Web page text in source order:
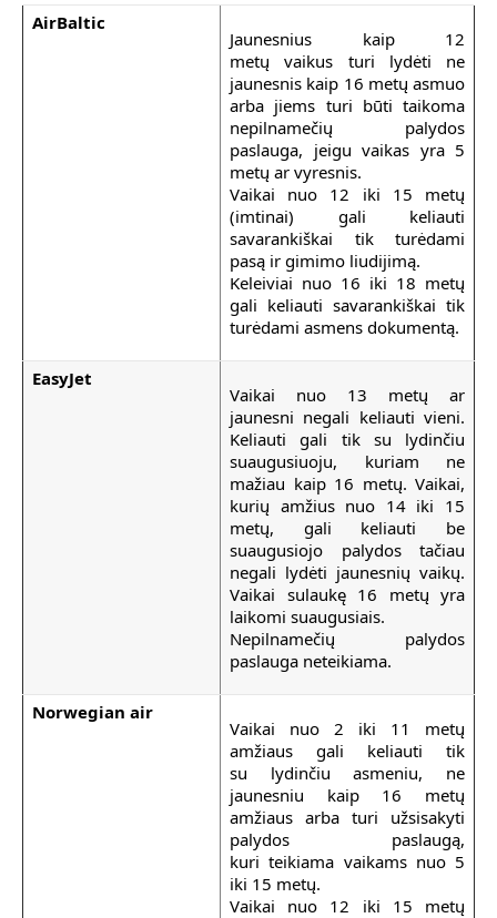
AirBaltic
Jaunesnius kaip 12
metų vaikus turi lydėti ne
jaunesnis kaip 16 metų asmuo
arba jiems turi būti taikoma
nepilnamečių palydos
paslauga, jeigu vaikas yra 5
metų ar vyresnis.
Vaikai nuo 12 iki 15 metų
(imtinai) gali keliauti
savarankiškai tik turėdami
pasą ir gimimo liudijimą.
Keleiviai nuo 16 iki 18 metų
gali keliauti savarankiškai tik
turėdami asmens dokumentą.
EasyJet
Vaikai nuo 13 metų ar
jaunesni negali keliauti vieni.
Keliauti gali tik su lydinčiu
suaugusiuoju, kuriam ne
mažiau kaip 16 metų. Vaikai,
kurių amžius nuo 14 iki 15
metų, gali keliauti be
suaugusiojo palydos tačiau
negali lydėti jaunesnių vaikų.
Vaikai sulaukę 16 metų yra
laikomi suaugusiais.
Nepilnamečių palydos
paslauga neteikiama.
Norwegian air
Vaikai nuo 2 iki 11 metų
amžiaus gali keliauti tik
su lydinčiu asmeniu, ne
jaunesniu kaip 16 metų
amžiaus arba turi užsisakyti
palydos paslaugą,
kuri teikiama vaikams nuo 5
iki 15 metų.
Vaikai nuo 12 iki 15 metų